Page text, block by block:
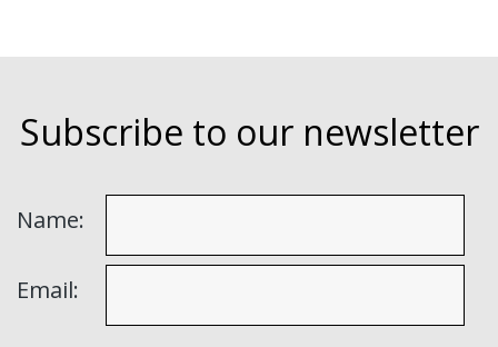
Subscribe to our newsletter
Name:
Email: